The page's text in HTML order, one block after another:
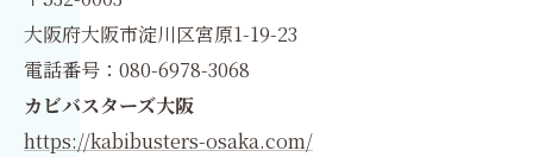
大阪府大阪市淀川区宮原1-19-23
電話番号：080-6978-3068
カビバスターズ大阪
https://kabibusters-osaka.com/